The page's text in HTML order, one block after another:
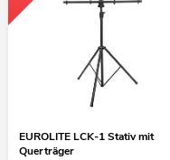
EUROLITE LCK-1 Stativ mit
Querträger